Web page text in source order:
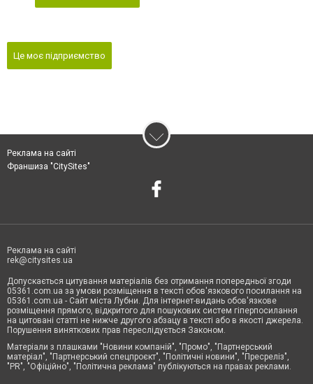
Це моє підприємство
Реклама на сайті
Франшиза "CitySites"
Реклама на сайті
rek@citysites.ua
Допускається цитування матеріалів без отримання попередньої згоди
05361.com.ua за умови розміщення в тексті обов'язкового посилання на
05361.com.ua - Сайт міста Лубни. Для інтернет-видань обов'язкове
розміщення прямого, відкритого для пошукових систем гіперпосилання
на цитовані статті не нижче другого абзацу в тексті або в якості джерела.
Порушення виняткових прав переслідується Законом.
Матеріали з плашками "Новини компаній", "Промо", "Партнерський
матеріал", "Партнерський спецпроєкт", "Політичні новини", "Пресреліз",
"PR", "Офіційно", "Політична реклама" публікуються на правах реклами.